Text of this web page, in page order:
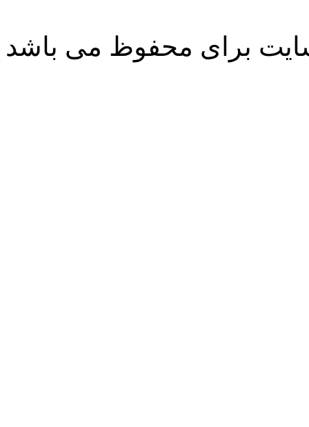
برای محفوظ می باشد